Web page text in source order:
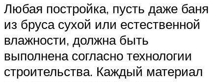
Любая постройка, пусть даже баня
из бруса сухой или естественной
влажности, должна быть
выполнена согласно технологии
строительства. Каждый материал